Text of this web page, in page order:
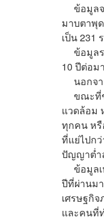
ข้อมูลจ
มาบตาพุ
เป็น 231
ข้อมูลร
10 ปีต่อม
นอกจา
ขณะที่ข้
แวดล้อม
ทุกคน หรื
ที่แย่ไปก
ปัญญาต่ำ
ข้อมูลเ
ปีที่ผ่านม
เศรษฐกิ
และคนที่